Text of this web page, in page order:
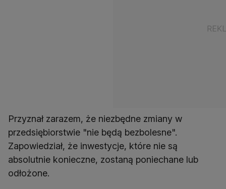
Przyznał zarazem, że niezbędne zmiany w
przedsiębiorstwie "nie będą bezbolesne".
Zapowiedział, że inwestycje, które nie są
absolutnie konieczne, zostaną poniechane lub
odłożone.